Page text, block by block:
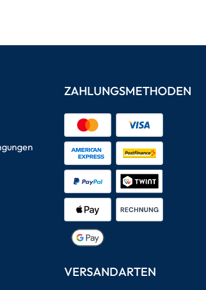
ZAHLUNGSMETHODEN
VERSANDARTEN